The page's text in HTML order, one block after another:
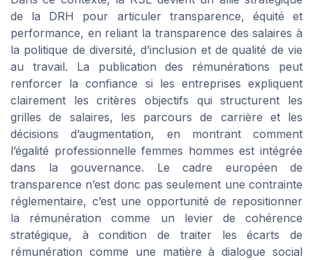
de la DRH pour articuler transparence, équité et
performance, en reliant la transparence des salaires à
la politique de diversité, d’inclusion et de qualité de vie
au travail. La publication des rémunérations peut
renforcer la confiance si les entreprises expliquent
clairement les critères objectifs qui structurent les
grilles de salaires, les parcours de carrière et les
décisions d’augmentation, en montrant comment
l’égalité professionnelle femmes hommes est intégrée
dans la gouvernance. Le cadre européen de
transparence n’est donc pas seulement une contrainte
réglementaire, c’est une opportunité de repositionner
la rémunération comme un levier de cohérence
stratégique, à condition de traiter les écarts de
rémunération comme une matière à dialogue social